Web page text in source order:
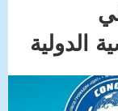
الدولية